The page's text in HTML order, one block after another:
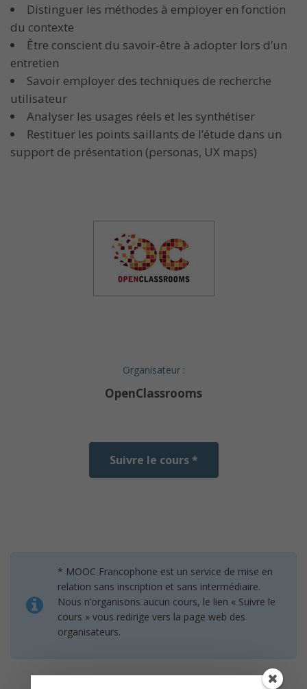
Distinguer les méthodes à employer en fonction
du contexte
Être conscient du savoir-être à adopter lors d’un
entretien
Savoir employer des techniques de recherche
utilisateur
Analyser les usages réels et les synthétiser
Restituer les points saillants de l’étude dans un
support de présentation (personas, UX maps)
Organisateur :
OpenClassrooms
Suivre le cours *
* MOOC Francophone est un service de mise en
relation sans inscription et sans intermédiaire.
Nous n’organisons aucun cours, le lien « Suivre le
cours » vous redirige vers la page web des
organisateurs.